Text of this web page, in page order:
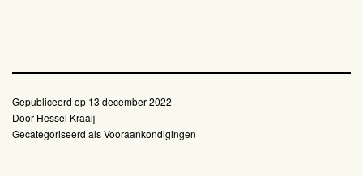
Gepubliceerd op 13 december 2022
Door Hessel Kraaij
Gecategoriseerd alsVooraankondigingen